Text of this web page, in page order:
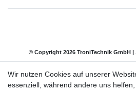
© Copyright 2026 TroniTechnik GmbH
Impressum
Wir nutzen Cookies auf unserer
essenziell, während andere uns